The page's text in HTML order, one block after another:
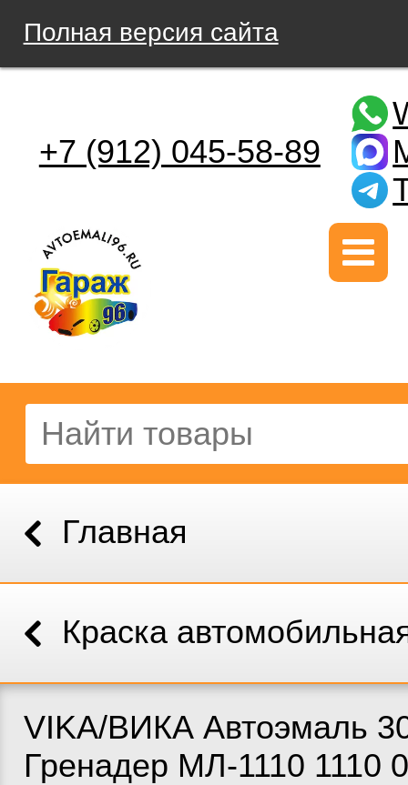
Полная версия сайта
+7 (912) 045-58-89
Главная
Краска
VIKA/ВИКА Автоэмаль
Гренадер МЛ-1110 1110